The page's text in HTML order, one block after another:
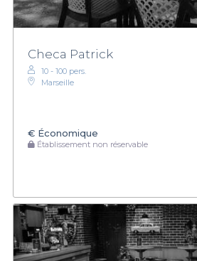
Checa Patrick
10 - 100 pers.
Marseille
€ Économique
Établissement non réservable